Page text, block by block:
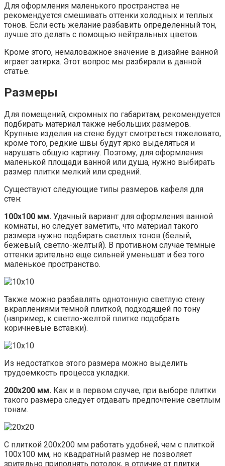
Для оформления маленького пространства не
рекомендуется смешивать оттенки холодных и теплых
тонов. Если есть желание разбавить определенный тон,
лучше это делать с помощью нейтральных цветов.
Кроме этого, немаловажное значение в дизайне ванной
играет затирка. Этот вопрос мы разбирали в данной
статье.
Размеры
Для помещений, скромных по габаритам, рекомендуется
подбирать материал также небольших размеров.
Крупные изделия на стене будут смотреться тяжеловато,
кроме того, редкие швы будут ярко выделяться и
нарушать общую картину. Поэтому, для оформления
маленькой площади ванной или душа, нужно выбирать
размер плитки мелкий или средний.
Существуют следующие типы размеров кафеля для
стен:
100х100 мм. Удачный вариант для оформления ванной
комнаты, но следует заметить, что материал такого
размера нужно подбирать светлых тонов (белый,
бежевый, светло-желтый). В противном случае темные
оттенки зрительно еще сильней уменьшат и без того
маленькое пространство.
Также можно разбавлять однотонную светлую стену
вкраплениями темной плиткой, подходящей по тону
(например, к светло-желтой плитке подобрать
коричневые вставки).
Из недостатков этого размера можно выделить
трудоемкость процесса укладки.
200х200 мм. Как и в первом случае, при выборе плитки
такого размера следует отдавать предпочтение светлым
тонам.
С плиткой 200х200 мм работать удобней, чем с плиткой
100х100 мм, но квадратный размер не позволяет
зрительно приподнять потолок, в отличие от плитки